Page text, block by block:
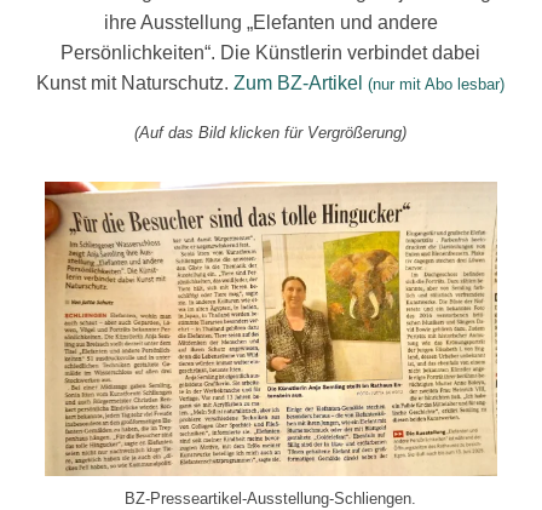
ihre Ausstellung „Elefanten und andere
Persönlichkeiten“. Die Künstlerin verbindet dabei
Kunst mit Naturschutz.Zum BZ-Artikel (nur mit Abo lesbar)
(Auf das Bild klicken für Vergrößerung)
BZ-Presseartikel-Ausstellung-Schliengen.